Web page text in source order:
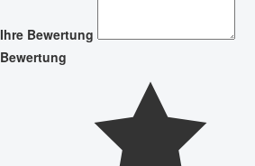
Ihre Bewertung
Bewertung